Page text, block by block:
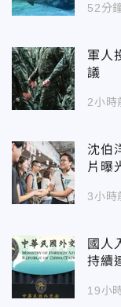
52分
軍人
議
2小時
沈伯
片曝
3小時
國人
持續
19小